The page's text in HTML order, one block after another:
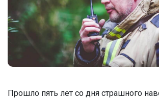
Прошло пять лет со дня страшного